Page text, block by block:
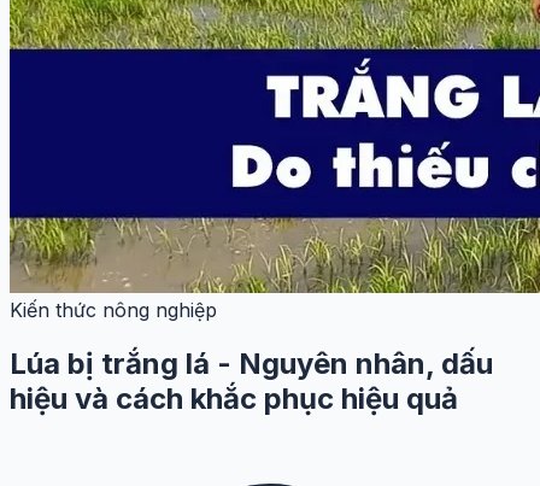
Kiến thức nông nghiệp
Lúa bị trắng lá - Nguyên nhân, dấu
hiệu và cách khắc phục hiệu quả